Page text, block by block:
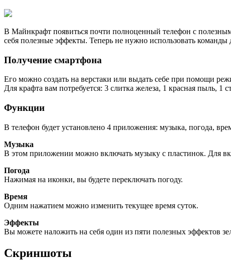
В Майнкрафт появиться почти полноценный телефон с
себя полезные эффекты. Теперь не нужно использовать команды
Получение смартфона
Его можно создать на верстаки или выдать себе при помощи
Для крафта вам потребуется: 3 слитка железа, 1 красная пыль, 1
Функции
В телефон будет установлено 4 приложения: музыка, погода,
Музыка
В этом приложении можно включать музыку с пластинок. Для
Погода
Нажимая на иконки, вы будете переключать погоду.
Время
Одним нажатием можно изменить текущее время суток.
Эффекты
Вы можете наложить на себя один из пяти полезных эффектов
Скриншоты